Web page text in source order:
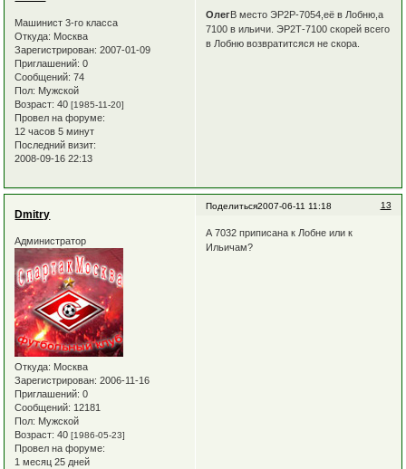
Машинист 3-го класса
Откуда: Москва
Зарегистрирован: 2007-01-09
Приглашений: 0
Сообщений: 74
Пол: Мужской
Возраст: 40[1985-11-20]
Провел на форуме:
12 часов 5 минут
Последний визит:
2008-09-16 22:13
ОлегВ место ЭР2Р-7054,её в Лобню,а
7100 в ильичи. ЭР2Т-7100 скорей всего
в Лобню возвратитсяся не скора.
Поделиться 13
2007-06-11 11:18
Dmitry
Администратор
Откуда: Москва
Зарегистрирован: 2006-11-16
Приглашений: 0
Сообщений: 12181
Пол: Мужской
Возраст: 40[1986-05-23]
Провел на форуме:
1 месяц 25 дней
А 7032 приписана к Лобне или к
Ильичам?